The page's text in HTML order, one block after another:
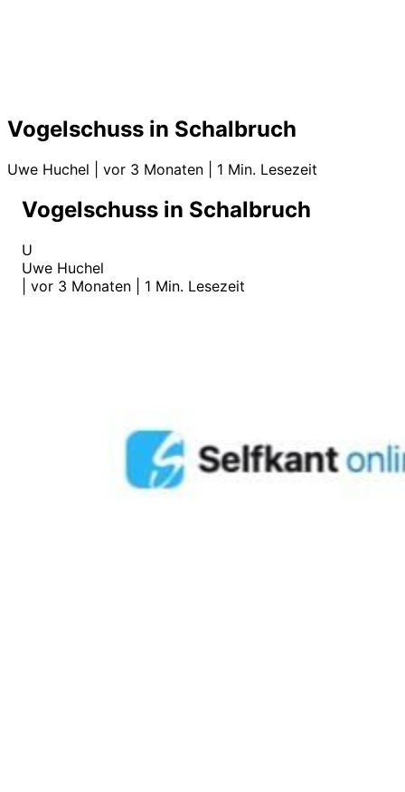
Vogelschuss in Schalbruch
Uwe Huchel vor 3 Monaten 1 Min. Lesezeit
Vogelschuss in Schalbruch
U
Uwe Huchel
vor 3 Monaten 1 Min. Lesezeit